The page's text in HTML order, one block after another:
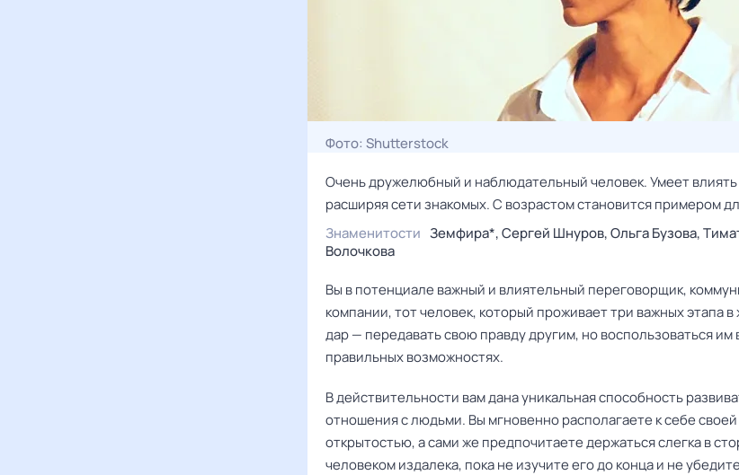
Фото: Shutterstock
Очень дружелюбный и наблюдательный человек. Умеет
расширяя сети знакомых. С возрастом становится примером
Знаменитости Земфира*,Сергей Шнуров,Ольга Бузова,
Волочкова
Вы в потенциале важный и влиятельный переговорщик,
компании, тот человек, который проживает три важных этапа в
дар — передавать свою правду другим, но воспользоваться
правильных возможностях.
В действительности вам дана уникальная способность
отношения с людьми. Вы мгновенно располагаете к себе
открытостью, а сами же предпочитаете держаться слегка в
человеком издалека, пока не изучите его до конца и не